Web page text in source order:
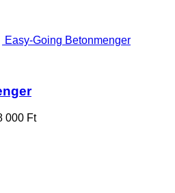
Easy-Going Betonmenger
000 Ft